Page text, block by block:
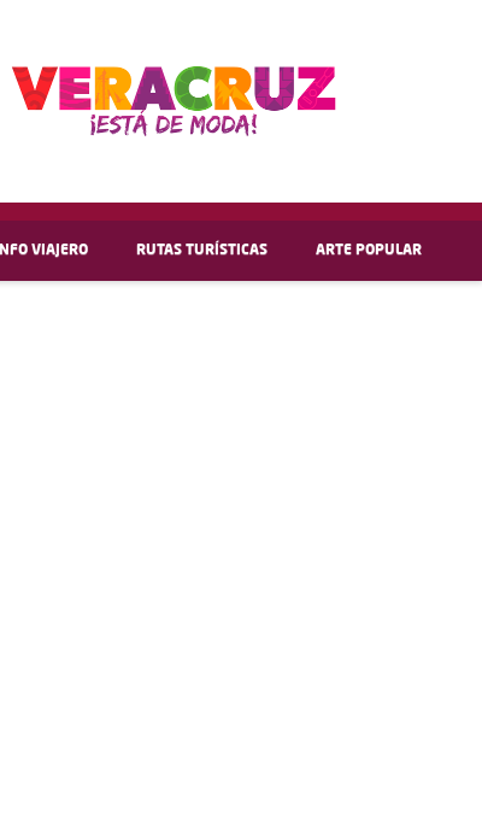
INFO VIAJERO RUTAS TURÍSTICAS ARTE POPULAR